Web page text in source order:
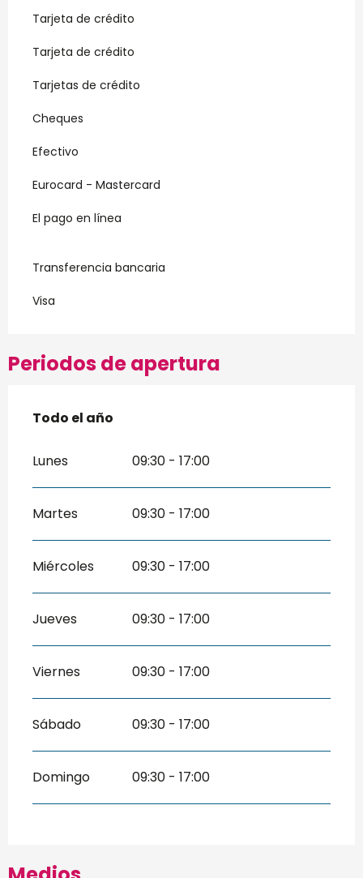
Tarjeta de crédito
Tarjeta de crédito
Tarjetas de crédito
Cheques
Efectivo
Eurocard - Mastercard
El pago en línea
Transferencia bancaria
Visa
Periodos de apertura
Todo el año
Todo el año
Lunes 09:30 - 17:00
Martes 09:30 - 17:00
Miércoles 09:30 - 17:00
Jueves 09:30 - 17:00
Viernes 09:30 - 17:00
Sábado 09:30 - 17:00
Domingo 09:30 - 17:00